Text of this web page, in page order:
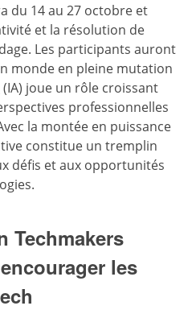
du 14 au 27 octobre et
et la résolution de
Les participants auront
monde en pleine mutation
(IA) joue un rôle croissant
professionnelles
la montée en puissance
constitue un tremplin
défis et aux opportunités
Techmakers
encourager les